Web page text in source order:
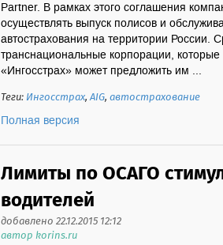
Partner. В рамках этого соглашения
осуществлять выпуск полисов и
автострахования на территории России.
транснациональные корпорации,
«Ингосстрах» может предложить им ...
Теги:Ингосстрах,AIG,автострахование
Полная версия
Лимиты по ОСАГО
водителей
добавлено 22.12.2015 12:12
автор korins.ru